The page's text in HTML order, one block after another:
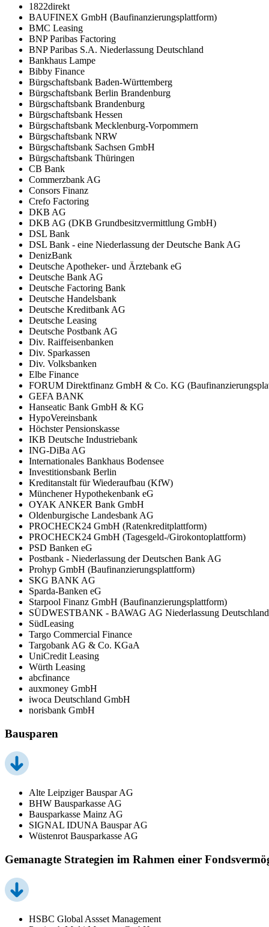
1822direkt
BAUFINEX GmbH (Baufinanzierungsplattform)
BMC Leasing
BNP Paribas Factoring
BNP Paribas S.A. Niederlassung Deutschland
Bankhaus Lampe
Bibby Finance
Bürgschaftsbank Baden-Württemberg
Bürgschaftsbank Berlin Brandenburg
Bürgschaftsbank Brandenburg
Bürgschaftsbank Hessen
Bürgschaftsbank Mecklenburg-Vorpommern
Bürgschaftsbank NRW
Bürgschaftsbank Sachsen GmbH
Bürgschaftsbank Thüringen
CB Bank
Commerzbank AG
Consors Finanz
Crefo Factoring
DKB AG
DKB AG (DKB Grundbesitzvermittlung GmbH)
DSL Bank
DSL Bank - eine Niederlassung der Deutsche Bank AG
DenizBank
Deutsche Apotheker- und Ärztebank eG
Deutsche Bank AG
Deutsche Factoring Bank
Deutsche Handelsbank
Deutsche Kreditbank AG
Deutsche Leasing
Deutsche Postbank AG
Div. Raiffeisenbanken
Div. Sparkassen
Div. Volksbanken
Elbe Finance
FORUM Direktfinanz GmbH & Co. KG
GEFA BANK
Hanseatic Bank GmbH & KG
HypoVereinsbank
Höchster Pensionskasse
IKB Deutsche Industriebank
ING-DiBa AG
Internationales Bankhaus Bodensee
Investitionsbank Berlin
Kreditanstalt für Wiederaufbau (KfW)
Münchener Hypothekenbank eG
OYAK ANKER Bank GmbH
Oldenburgische Landesbank AG
PROCHECK24 GmbH (Ratenkreditplattform)
PROCHECK24 GmbH (Tagesgeld-/Girokontoplattform)
PSD Banken eG
Postbank - Niederlassung der Deutschen Bank AG
Prohyp GmbH (Baufinanzierungsplattform)
SKG BANK AG
Sparda-Banken eG
Starpool Finanz GmbH (Baufinanzierungsplattform)
SÜDWESTBANK - BAWAG AG Niederlassung Deutschland
SüdLeasing
Targo Commercial Finance
Targobank AG & Co. KGaA
UniCredit Leasing
Würth Leasing
abcfinance
auxmoney GmbH
iwoca Deutschland GmbH
norisbank GmbH
Bausparen
Alte Leipziger Bauspar AG
BHW Bausparkasse AG
Bausparkasse Mainz AG
SIGNAL IDUNA Bauspar AG
Wüstenrot Bausparkasse AG
Gemanagte Strategien im Rahmen einer
HSBC Global Assset Management